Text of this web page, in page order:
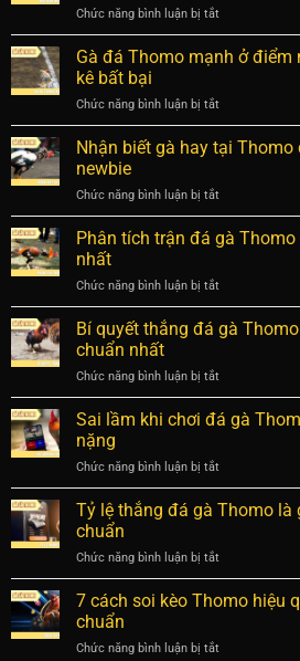
không
rời
mắt
nhanh?
Sự
thật
các
trận
đấu
Chức năng bình luận bị tắtở
Thời
gian
Thomo
bao
lâu?
chi
tiết
nhất
Gà đá Thomo mạnh ở điểm
kê bất bại
Chức năng bình luận bị tắtở
Gà
đá
Thomo
ở
điểm
nào?
chiến
kê
bất
Nhận biết gà hay tại
newbie
Chức năng bình luận bị tắtở
Nhận
biết
gà
tại
Thomo
qua
tiết
cho
newbie
Phân tích trận đá gà
nhất
Chức năng bình luận bị tắtở
Phân
tích
trận
gà
Thomo
chuẩn
chi
tiết
nhất
Bí quyết thắng đá gà
chuẩn nhất
Chức năng bình luận bị tắtở
Bí
quyết
thắng
gà
Thomo
từ
lâu
năm
chuẩn
Sai lầm khi chơi đá gà
nặng
Chức năng bình luận bị tắtở
Sai
lầm
đá
gà
Thomo
mới
Tỷ lệ thắng đá gà Thomo là
chuẩn
Chức năng bình luận bị tắtở
Tỷ
lệ
gà
7 cách soi kèo Thomo hiệu
chuẩn
Chức năng bình luận bị tắtở